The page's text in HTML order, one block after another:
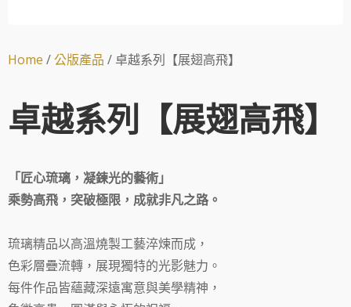
Home /公版產品 / 卓越系列【展翅高飛】
卓越系列【展翅高飛】
「匠心琉璃，凝鍊光的藝術」
乘勢高飛，突破極限，成就非凡之路。
琉璃精品以高溫燒製工藝淬煉而成，
色彩層疊流轉，展現獨特的光影魅力。
每件作品皆蘊藏深遠寓意與美學精神，